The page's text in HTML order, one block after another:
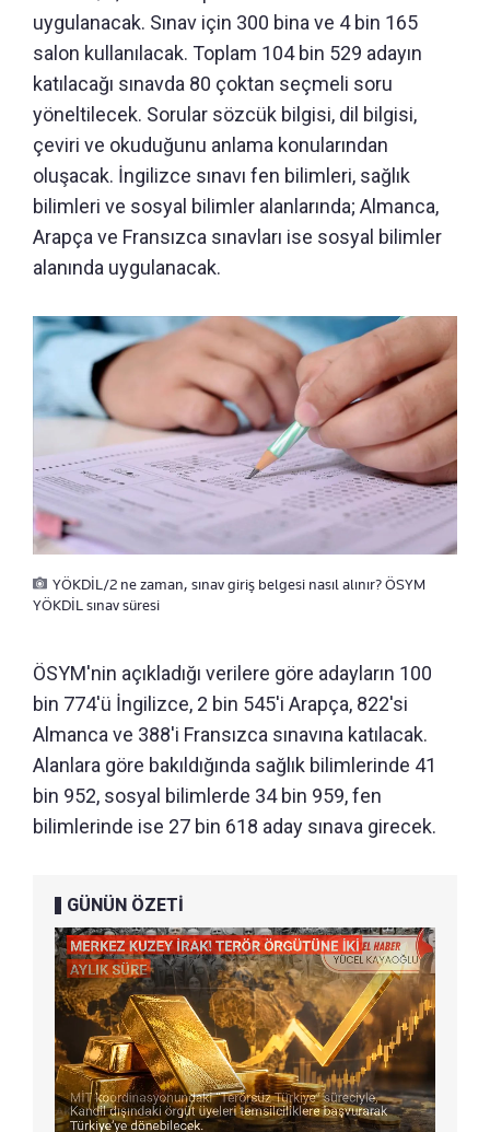
uygulanacak. Sınav için 300 bina ve 4 bin 165
salon kullanılacak. Toplam 104 bin 529 adayın
katılacağı sınavda 80 çoktan seçmeli soru
yöneltilecek. Sorular sözcük bilgisi, dil bilgisi,
çeviri ve okuduğunu anlama konularından
oluşacak. İngilizce sınavı fen bilimleri, sağlık
bilimleri ve sosyal bilimler alanlarında; Almanca,
Arapça ve Fransızca sınavları ise sosyal bilimler
alanında uygulanacak.
YÖKDİL/2 ne zaman, sınav giriş belgesi nasıl alınır? ÖSYM
YÖKDİL sınav süresi
ÖSYM'nin açıkladığı verilere göre adayların 100
bin 774'ü İngilizce, 2 bin 545'i Arapça, 822'si
Almanca ve 388'i Fransızca sınavına katılacak.
Alanlara göre bakıldığında sağlık bilimlerinde 41
bin 952, sosyal bilimlerde 34 bin 959, fen
bilimlerinde ise 27 bin 618 aday sınava girecek.
GÜNÜN ÖZETİ